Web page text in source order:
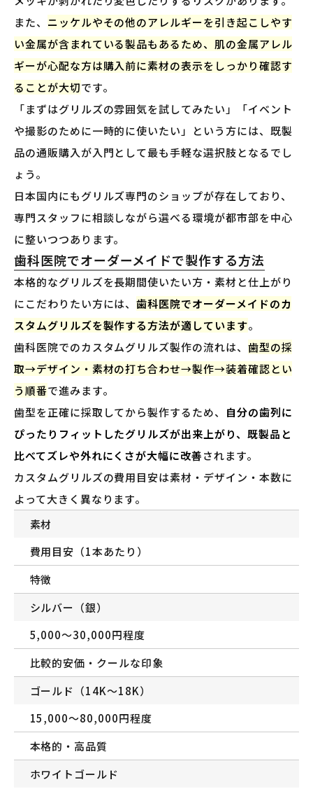
また、 ニッケルやその他のアレルギーを引き起こしやす
い金属が含まれている製品もあるため、肌の金属アレル
ギーが心配な方は購入前に素材の表示をしっかり確認す
ることが大切です。
「まずはグリルズの雰囲気を試してみたい」「イベント
や撮影のために一時的に使いたい」という方には、既製
品の通販購入が入門として最も手軽な選択肢となるでし
ょう。
日本国内にもグリルズ専門のショップが存在しており、
専門スタッフに相談しながら選べる環境が都市部を中心
に整いつつあります。
歯科医院でオーダーメイドで製作する方法
本格的なグリルズを長期間使いたい方・素材と仕上がり
にこだわりたい方には、歯科医院でオーダーメイドのカ
スタムグリルズを製作する方法が適しています。
歯科医院でのカスタムグリルズ製作の流れは、 歯型の採
取→デザイン・素材の打ち合わせ→製作→装着確認とい
う順番で進みます。
歯型を正確に採取してから製作するため、
自分の歯列に
ぴったりフィットしたグリルズが出来上がり、既製品と
比べてズレや外れにくさが大幅に改善されます。
カスタムグリルズの費用目安は素材・デザイン・本数に
よって大きく異なります。
素材
費用目安（1本あたり）
特徴
シルバー（銀）
5,000〜30,000円程度
比較的安価・クールな印象
ゴールド（14K〜18K）
15,000〜80,000円程度
本格的・高品質
ホワイトゴールド